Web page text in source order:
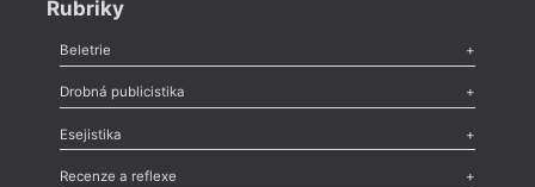
Rubriky
Beletrie
Poezie,Próza,Dokumenty
Drobná publicistika
Odlesk
Nekrolog,Glosa,Sloupek,Pozvánka,Literární soutěž,
Esejistika
Esej , Pádlo,Úvaha
Recenze a reflexe